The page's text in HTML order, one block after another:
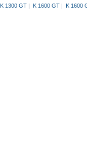
K 1300 GT| K 1600 GT| K 1600